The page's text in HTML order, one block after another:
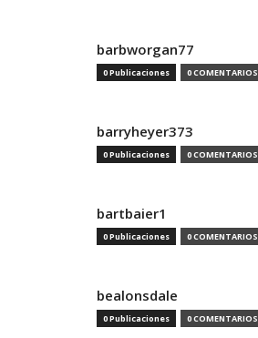
barbworgan77
0 Publicaciones 0 COMENTARIOS
barryheyer373
0 Publicaciones 0 COMENTARIOS
bartbaier1
0 Publicaciones 0 COMENTARIOS
bealonsdale
0 Publicaciones 0 COMENTARIOS